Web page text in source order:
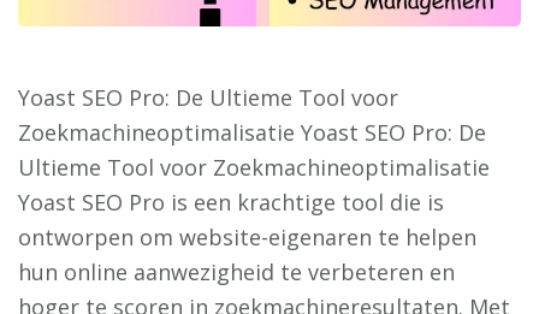
Yoast SEO Pro: De Ultieme Tool voor
Zoekmachineoptimalisatie Yoast SEO Pro: De
Ultieme Tool voor Zoekmachineoptimalisatie
Yoast SEO Pro is een krachtige tool die is
ontworpen om website-eigenaren te helpen
hun online aanwezigheid te verbeteren en
hoger te scoren in zoekmachineresultaten. Met